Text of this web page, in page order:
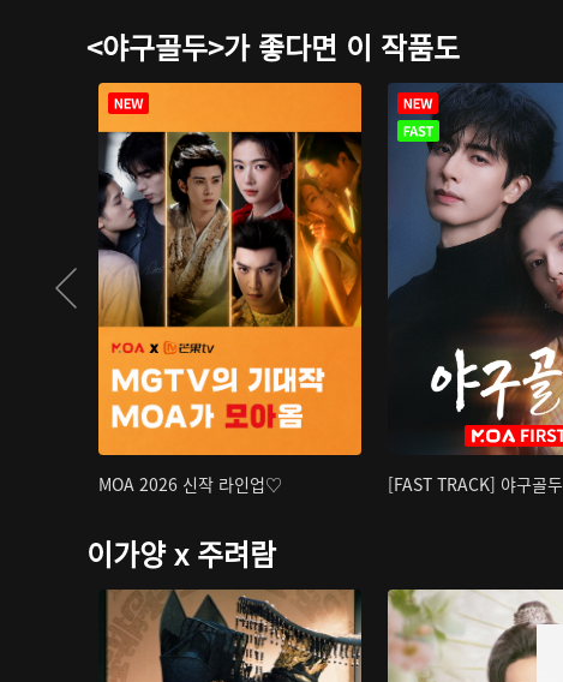
<야구골두>가 좋다면 이 작품도
MOA 2026 신작 라인업♡ [FAST TRACK] 야구골두
이가양 x 주려람